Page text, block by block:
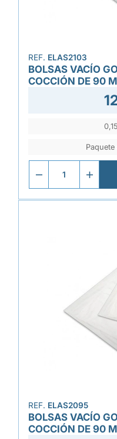
REF. ELAS2103
BOLSAS VACÍO
COCCIÓN DE 90
REF. ELAS2095
BOLSAS VACÍO
COCCIÓN DE 90